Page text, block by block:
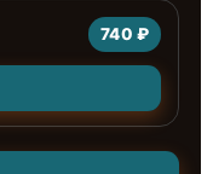
740 ₽